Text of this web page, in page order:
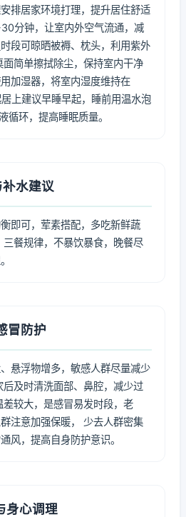
排居家环境打理，提升居住舒适
分钟，让室内外空气流通，减
段可晾晒被褥、枕头，利用紫外
简单擦拭除尘，保持室内干净
加湿器，将室内湿度维持在
上建议早睡早起，睡前用温水泡
循环，提高睡眠质量。
水建议
即可，荤素搭配，多吃新鲜蔬
餐规律，不暴饮暴食，晚餐尽
冒防护
悬浮物增多，敏感人群尽量减少
及时清洗面部、鼻腔，减少过
较大，是感冒易发时段，老
注意加强保暖， 少去人群密集
风，提高自身防护意识。
身心调理